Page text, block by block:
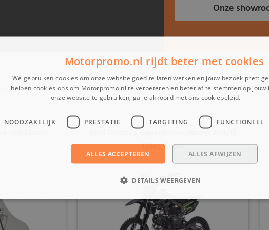
Onze
Old Classic
Midi Dirtbike Gepard CrossBlazer A14/12
125cc Green
Motorpromo.nl rijdt beter met cookies
We gebruiken cookies om onze website goed te laten werken en jouw bezoek
helpen cookies ons om Motorpromo.nl te verbeteren en beter af te stemmen op jouw
onze website te gebruiken, ga je akkoord met ons cookiebeleid.
NOODZAKELIJK PRESTATIE TARGETING FUNCTIONEEL
ALLES ACCEPTEREN ALLES AFWIJZEN
DETAILS WEERGEVEN